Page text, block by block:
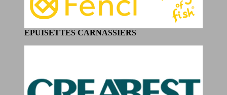
EPUISETTES CARNASSIERS